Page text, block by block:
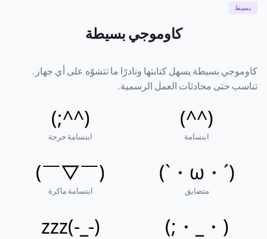
بسيط
كاوموجي بسيطة
كاوموجي بسيطة يسهل كتابتها ونادرًا ما تتشوّه على أي جهاز.
تناسب حتى محادثات العمل الرسمية.
(^^)
ابتسامة
(^^;)
ابتسامة حرجة
(´・ω・`)
متضايق
(￣▽￣)
ابتسامة ماكرة
(・_・;)
(-_-)zzz